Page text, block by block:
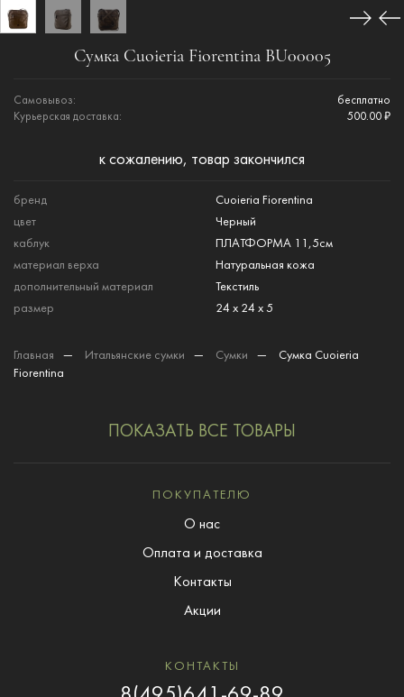
Сумка Cuoieria Fiorentina BU00005
Самовывоз:
бесплатно
Курьерская доставка:
500.00 ₽
к сожалению, товар закончился
бренд
Cuoieria Fiorentina
цвет
Черный
каблук
ПЛАТФОРМА 11,5см
материал верха
Натуральная кожа
дополнительный материал
Текстиль
размер
24 x 24 x 5
Главная — Итальянские сумки — Сумки —
Сумка Cuoieria
Fiorentina
ПОКАЗАТЬ ВСЕ ТОВАРЫ
ПОКУПАТЕЛЮ
О нас
Оплата и доставка
Контакты
Акции
КОНТАКТЫ